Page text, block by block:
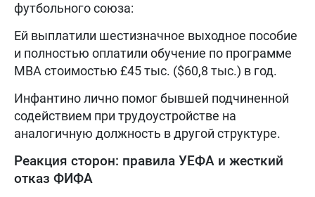
футбольного союза:
Ей выплатили шестизначное выходное пособие
и полностью оплатили обучение по программе
MBA стоимостью £45 тыс. ($60,8 тыс.) в год.
Инфантино лично помог бывшей подчиненной
содействием при трудоустройстве на
аналогичную должность в другой структуре.
Реакция сторон: правила УЕФА и жесткий
отказ ФИФА